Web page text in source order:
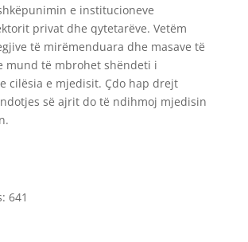
e institucioneve
privat dhe qytetarëve. Vetëm
të mirëmenduara dhe masave të
mund të mbrohet shëndeti i
cilësia e mjedisit. Çdo hap drejt
së ajrit do të ndihmoj mjedisin
641